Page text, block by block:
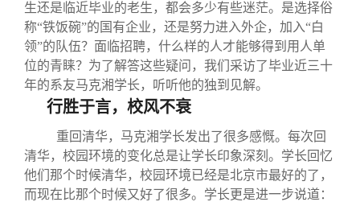
制度法规
联系我们
生还是临近毕业的老生，都会多少有些迷茫。是选择俗
称“铁饭碗”的国有企业，还是努力进入外企，加入“白
领”的队伍？面临招聘，什么样的人才能够得到用人单
位的青睐？为了解答这些疑问，我们采访了毕业近三十
年的系友马克湘学长，听听他的独到见解。
行胜于言，校风不衰
重回清华，马克湘学长发出了很多感慨。每次回
清华，校园环境的变化总是让学长印象深刻。学长回忆
他们那个时候清华，校园环境已经是北京市最好的了，
而现在比那个时候又好了很多。学长更是进一步说道：